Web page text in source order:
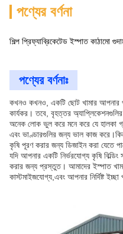
পণ্যের বর্ণনা
শিল্প প্রিফ্যাব্রিকেটেড ইস্পাত কাঠামো গুদাম
পণ্যের বর্ণনাঃ
কখনও কখনও, একটি ছোট খামার আপনার
কার্যকর। তবে, বৃহত্তর
অনেক লোক ভুল করে মনে করে যে হালকা
এবং ভাণ্ডারগুলির জন্য ভাল কাজ
কৃষি পূরণ করার জন্য ডিজাইন করা যেতে
যদি আপনার একটি নির্ভরযোগ্য কৃষি
করার জন্য প্রস্তুত। আমাদের ইস্পাত
কাস্টমাইজযোগ্য,এবং আপনার নির্দিষ্ট ইচ্ছা